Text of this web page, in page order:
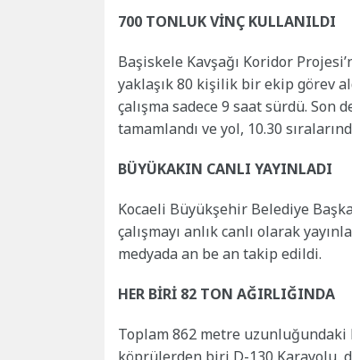
700 TONLUK VİNÇ KULLANILDI
Başiskele Kavşağı Koridor
yaklaşık 80 kişilik bir ekip görev
çalışma sadece 9 saat sürdü. Son
tamamlandı ve yol, 10.30
BÜYÜKAKIN CANLI YAYINLADI
Kocaeli Büyükşehir Belediye
çalışmayı anlık canlı olarak
medyada an be an takip edildi.
HER BİRİ 82 TON AĞIRLIĞINDA
Toplam 862 metre